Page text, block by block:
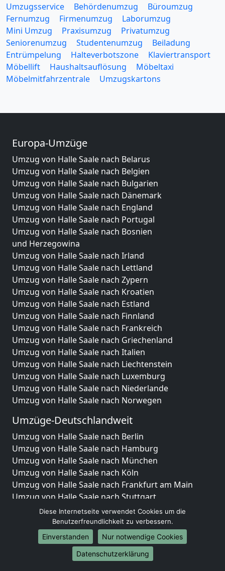
Umzugsservice Behördenumzug
Büroumzug
Fernumzug
Firmenumzug
Laborumzug
Mini Umzug
Praxisumzug
Privatumzug
Seniorenumzug
Studentenumzug
Beiladung
Entrümpelung
Halteverbotszone
Klaviertransport
Möbellift
Haushaltsauflösung
Möbeltaxi
Möbelmitfahrzentrale
Umzugskartons
Europa-Umzüge
Umzug von Halle Saale nach Belarus
Umzug von Halle Saale nach Belgien
Umzug von Halle Saale nach Bulgarien
Umzug von Halle Saale nach Dänemark
Umzug von Halle Saale nach England
Umzug von Halle Saale nach Portugal
Umzug von Halle Saale nach Bosnien
und Herzegowina
Umzug von Halle Saale nach Irland
Umzug von Halle Saale nach Lettland
Umzug von Halle Saale nach Zypern
Umzug von Halle Saale nach Kroatien
Umzug von Halle Saale nach Estland
Umzug von Halle Saale nach Finnland
Umzug von Halle Saale nach Frankreich
Umzug von Halle Saale nach Griechenland
Umzug von Halle Saale nach Italien
Umzug von Halle Saale nach Liechtenstein
Umzug von Halle Saale nach Luxemburg
Umzug von Halle Saale nach Niederlande
Umzug von Halle Saale nach Norwegen
Umzüge-Deutschlandweit
Umzug von Halle Saale nach Berlin
Umzug von Halle Saale nach Hamburg
Umzug von Halle Saale nach München
Umzug von Halle Saale nach Köln
Umzug von Halle Saale nach Frankfurt am Main
Umzug von Halle Saale nach Stuttgart
Umzug von Halle Saale nach Düsseldorf
Umzug von Halle Saale nach Leipzig
Umzug von Halle Saale nach Dortmund
Umzug von Halle Saale nach Essen
Umzug von Halle Saale nach Bremen
Diese Internetseite verwendet Cookies um die
Benutzerfreundlichkeit zu verbessern.
Einverstanden
Nur notwendige Cookies
Datenschutzerklärung